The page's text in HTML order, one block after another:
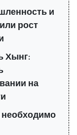
и
рост
Хынг:
на
необходимо